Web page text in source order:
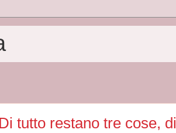
tutto restano tre cose, di